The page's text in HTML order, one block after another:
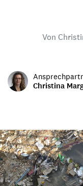
Von
Christina